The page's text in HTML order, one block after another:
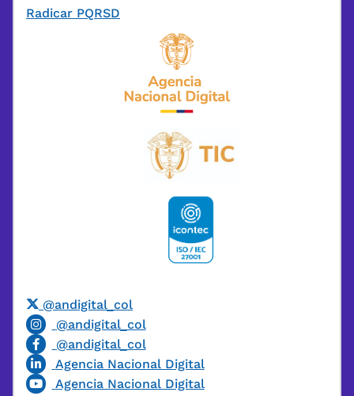
Radicar PQRSD
@andigital_col
@andigital_col
@andigital_col
Agencia Nacional Digital
Agencia Nacional Digital